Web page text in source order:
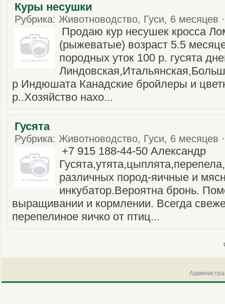
Куры несушки
Рубрика: Животноводство, Гуси, 6 месяцев
Продаю кур несушек кросса
(рыжеватые) возраст 5.5
породных уток 100 р. гусята
р Индюшата Канадские бройлеры и
р..Хозяйство нахо...
Гусята
Рубрика: Животноводство, Гуси, 6 месяцев
+7 915 188-44-50 Александр
различных пород-яичные и
инкубатор.Вероятна бронь.
выращивании и кормлении. Всегда
перепелиное яичко от птиц...